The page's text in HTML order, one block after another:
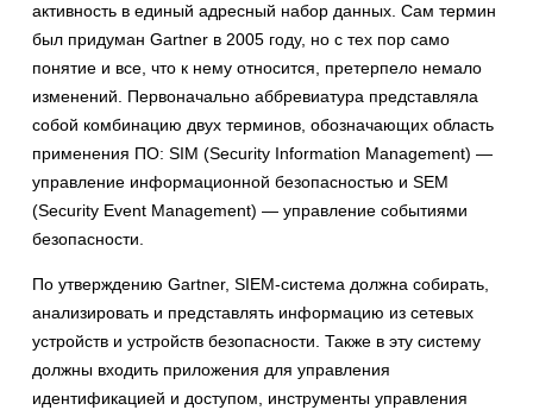
активность в единый адресный набор данных. Сам термин
был придуман Gartner в 2005 году, но с тех пор само
понятие и все, что к нему относится, претерпело немало
изменений. Первоначально аббревиатура представляла
собой комбинацию двух терминов, обозначающих область
применения ПО: SIM (Security Information Management) —
управление информационной безопасностью и SEM
(Security Event Management) — управление событиями
безопасности.
По утверждению Gartner, SIEM-система должна собирать,
анализировать и представлять информацию из сетевых
устройств и устройств безопасности. Также в эту систему
должны входить приложения для управления
идентификацией и доступом, инструменты управления